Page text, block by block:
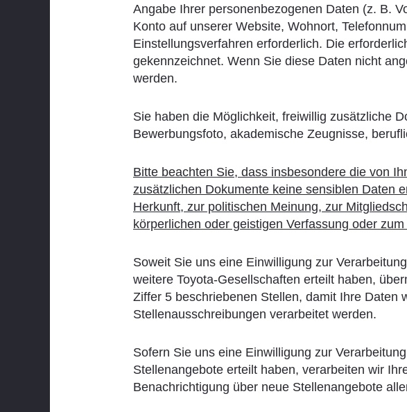
Angabe Ihrer personenbezogenen Daten (z. B.
Konto auf unserer Website, Wohnort,
Einstellungsverfahren erforderlich. Die
gekennzeichnet. Wenn Sie diese Daten nicht
werden.
Sie haben die Möglichkeit, freiwillig zusätzliche
Bewerbungsfoto, akademische Zeugnisse,
Bitte beachten Sie, dass insbesondere die von
zusätzlichen Dokumente keine sensiblen Daten
Herkunft, zur politischen Meinung, zur
körperlichen oder geistigen Verfassung oder
Soweit Sie uns eine Einwilligung zur
weitere Toyota-Gesellschaften erteilt haben,
Ziffer 5 beschriebenen Stellen, damit Ihre Daten
Stellenausschreibungen verarbeitet werden.
Sofern Sie uns eine Einwilligung zur
Stellenangebote erteilt haben, verarbeiten wir
Benachrichtigung über neue Stellenangebote